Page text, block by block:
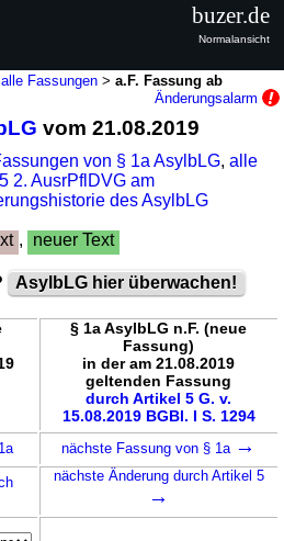
alle Fassungen >a.F. Fassung ab
Änderungsalarm
vom 21.08.2019
von § 1a AsylbLG,alle
2. AusrPflDVG am
des AsylbLG
, neuer Text
AsylbLG hier überwachen!
§ 1a AsylbLG n.F. (neue
Fassung)
in der am 21.08.2019
geltenden Fassung
durch Artikel 5 G. v.
15.08.2019 BGBl. I S. 1294
nächste Fassung von § 1a →
nächste Änderung durch Artikel 5
→
buzer.de
Normalansicht